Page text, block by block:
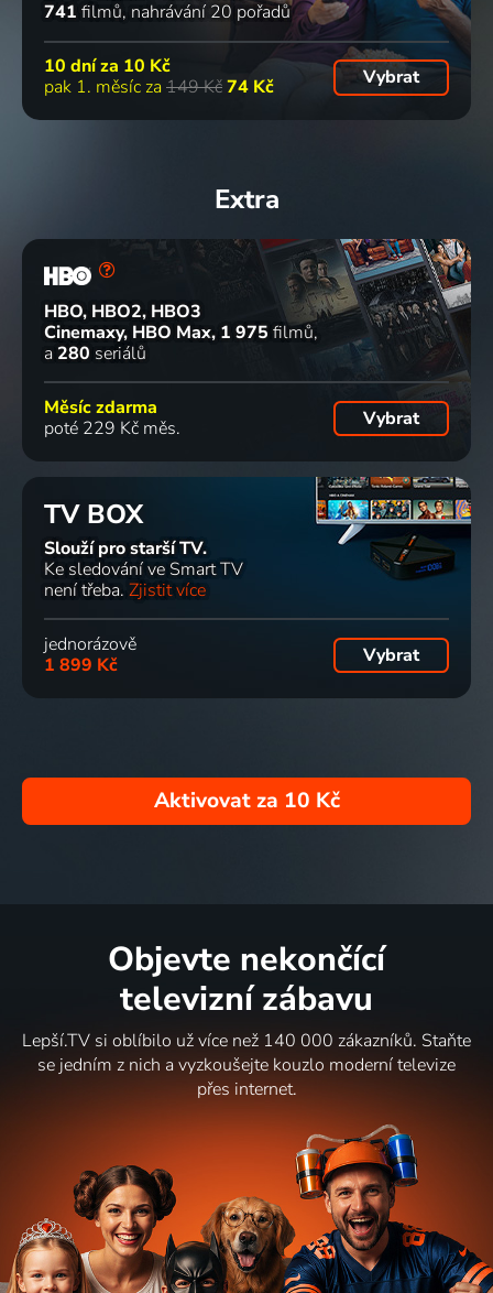
741 filmů nahrávání 20 pořadů
10 dní za 10 Kč
pak 1. měsíc za 149 Kč74 Kč Vybrat
Extra
HBO, HBO2, HBO3
Cinemaxy, HBO Max 1 975 filmů
a 280 seriálů
Měsíc zdarma
poté 229 Kč měs.
Vybrat
TV BOX
Slouží pro starší TV.
Ke sledování ve Smart TV
není třeba. Zjistit více
jednorázově
1 899 Kč
Vybrat
Aktivovat za 10 Kč
Objevte nekončící
televizní zábavu
Lepší.TV si oblíbilo už více než 140 000 zákazníků. Staňte
se jedním z nich a vyzkoušejte kouzlo moderní televize
přes internet.